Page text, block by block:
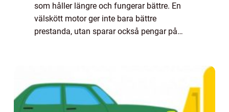
som håller längre och fungerar bättre. En
välskött motor ger inte bara bättre
prestanda, utan sparar också pengar på